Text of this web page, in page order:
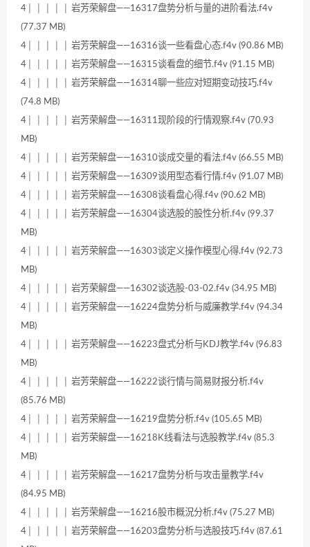
4│ │ │ │ │ 岩芳荣解盘——16317盘势分析与量的进阶看法.f4v
(77.37 MB)
4│ │ │ │ │ 岩芳荣解盘——16316谈一些看盘心态.f4v (90.86 MB)
4│ │ │ │ │ 岩芳荣解盘——16315谈看盘的细节.f4v (91.15 MB)
4│ │ │ │ │ 岩芳荣解盘——16314聊一些应对短期变动技巧.f4v
(74.8 MB)
4│ │ │ │ │ 岩芳荣解盘——16311现阶段的行情观察.f4v (70.93
MB)
4│ │ │ │ │ 岩芳荣解盘——16310谈成交量的看法.f4v (66.55 MB)
4│ │ │ │ │ 岩芳荣解盘——16309谈用型态看行情.f4v (91.07 MB)
4│ │ │ │ │ 岩芳荣解盘——16308谈看盘心得.f4v (90.62 MB)
4│ │ │ │ │ 岩芳荣解盘——16304谈选股的股性分析.f4v (99.37
MB)
4│ │ │ │ │ 岩芳荣解盘——16303谈定义操作模型心得.f4v (92.73
MB)
4│ │ │ │ │ 岩芳荣解盘——16302谈选股-03-02.f4v (34.95 MB)
4│ │ │ │ │ 岩芳荣解盘——16224盘势分析与威廉教学.f4v (94.34
MB)
4│ │ │ │ │ 岩芳荣解盘——16223盘式分析与KDJ教学.f4v (96.83
MB)
4│ │ │ │ │ 岩芳荣解盘——16222谈行情与简易财报分析.f4v
(85.76 MB)
4│ │ │ │ │ 岩芳荣解盘——16219盘势分析.f4v (105.65 MB)
4│ │ │ │ │ 岩芳荣解盘——16218K线看法与选股教学.f4v (85.3
MB)
4│ │ │ │ │ 岩芳荣解盘——16217盘势分析与攻击量教学.f4v
(84.95 MB)
4│ │ │ │ │ 岩芳荣解盘——16216股市概況分析.f4v (75.27 MB)
4│ │ │ │ │ 岩芳荣解盘——16203盘势分析与选股技巧.f4v (87.61